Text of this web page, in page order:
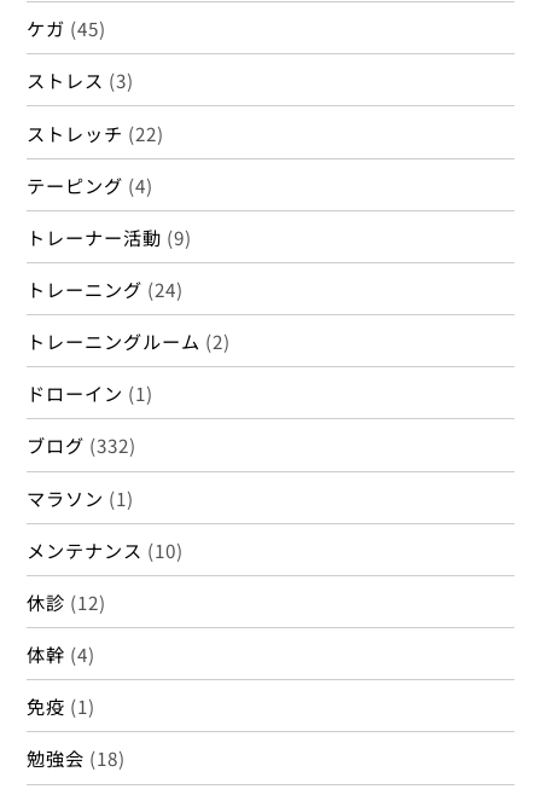
ケガ (45)
ストレス (3)
ストレッチ (22)
テーピング (4)
トレーナー活動 (9)
トレーニング (24)
トレーニングルーム (2)
ドローイン (1)
ブログ (332)
マラソン (1)
メンテナンス (10)
休診 (12)
体幹 (4)
免疫 (1)
勉強会 (18)